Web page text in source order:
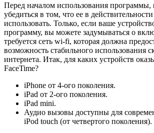
Перед началом использования программы,
убедиться в том, что ее в
использовать. Только, если ваше
программу, вы можете задумываться о
требуется сеть wi-fi, которая должна
возможность стабильного использования
интернета. Итак, для каких устройств
FaceTime?
iPhone от 4-ого поколения.
iPad от 2-ого поколения.
iPad mini.
Аудио вызовы доступны для
iPod touch (от четвертого поколения).